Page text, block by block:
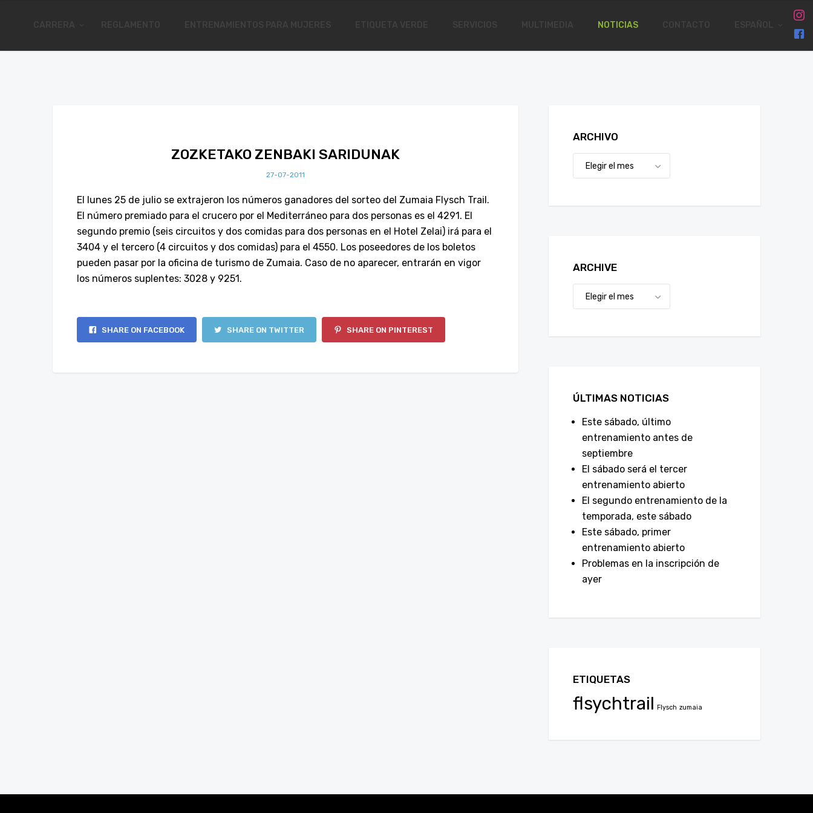
NOTICIAS
ZOZKETAKO ZENBAKI SARIDUNAK
27-07-2011
El lunes 25 de julio se extrajeron los números ganadores del sorteo del Zumaia Flysch Trail.
El número premiado para el crucero por el Mediterráneo para dos personas es el 4291. El
segundo premio (seis circuitos y dos comidas para dos personas en el Hotel Zelai) irá para el
3404 y el tercero (4 circuitos y dos comidas) para el 4550. Los poseedores de los boletos
pueden pasar por la oficina de turismo de Zumaia. Caso de no aparecer, entrarán en vigor
los números suplentes: 3028 y 9251.
SHARE ON FACEBOOK SHARE ON TWITTER SHARE ON PINTEREST
ARCHIVO
ARCHIVE
ÚLTIMAS NOTICIAS
Este sábado, último
entrenamiento antes de
septiembre
El sábado será el tercer
entrenamiento abierto
El segundo entrenamiento de la
temporada, este sábado
Este sábado, primer
entrenamiento abierto
Problemas en la inscripción de
ayer
ETIQUETAS
flsychtrail Flysch zumaia